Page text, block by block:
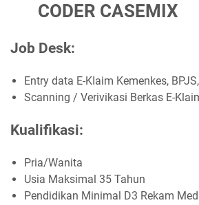
CODER CASEMIX
Job Desk:
Entry data E-KIaim Kemenkes,
Scanning / Verivikasi Berkas E-
Kualifikasi:
Pria/Wanita
Usia Maksimal 35 Tahun
Pendidikan Minimal D3 Rekam